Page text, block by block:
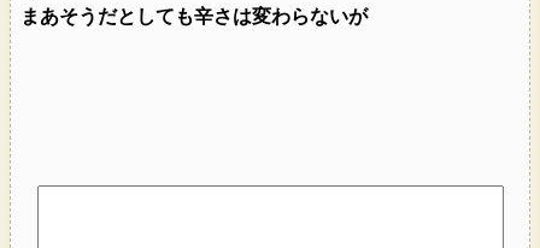
まあそうだとしても辛さは変わらないが